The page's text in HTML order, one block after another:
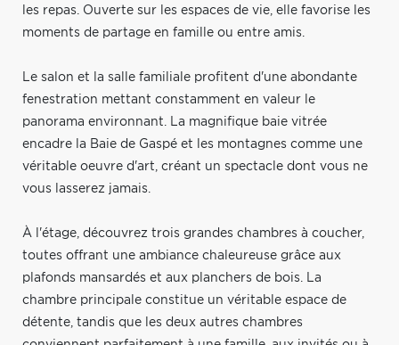
les repas. Ouverte sur les espaces de vie, elle favorise les
moments de partage en famille ou entre amis.
Le salon et la salle familiale profitent d'une abondante
fenestration mettant constamment en valeur le
panorama environnant. La magnifique baie vitrée
encadre la Baie de Gaspé et les montagnes comme une
véritable oeuvre d'art, créant un spectacle dont vous ne
vous lasserez jamais.
À l'étage, découvrez trois grandes chambres à coucher,
toutes offrant une ambiance chaleureuse grâce aux
plafonds mansardés et aux planchers de bois. La
chambre principale constitue un véritable espace de
détente, tandis que les deux autres chambres